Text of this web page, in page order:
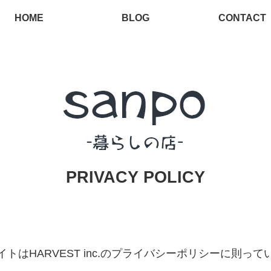
HOME BLOG CONTACT
PRIVACY POLICY
トはHARVEST inc.のプライバシーポリシーに則って